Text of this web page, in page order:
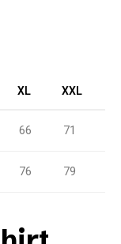
XL XXL
66 71
76 79